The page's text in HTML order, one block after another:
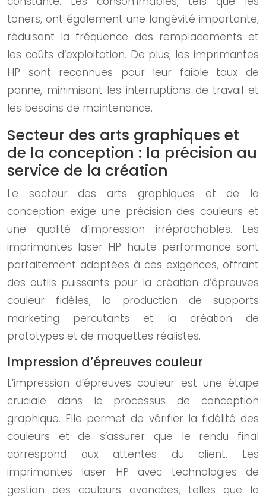
toners, ont également une longévité importante,
réduisant la fréquence des remplacements et
les coûts d’exploitation. De plus, les imprimantes
HP sont reconnues pour leur faible taux de
panne, minimisant les interruptions de travail et
les besoins de maintenance.
Secteur des arts graphiques et
de la conception : la précision au
service de la création
Le secteur des arts graphiques et de la
conception exige une précision des couleurs et
une qualité d’impression irréprochables. Les
imprimantes laser HP haute performance sont
parfaitement adaptées à ces exigences, offrant
des outils puissants pour la création d’épreuves
couleur fidèles, la production de supports
marketing percutants et la création de
prototypes et de maquettes réalistes.
Impression d’épreuves couleur
L’impression d’épreuves couleur est une étape
cruciale dans le processus de conception
graphique. Elle permet de vérifier la fidélité des
couleurs et de s’assurer que le rendu final
correspond aux attentes du client. Les
imprimantes laser HP avec technologies de
gestion des couleurs avancées, telles que la